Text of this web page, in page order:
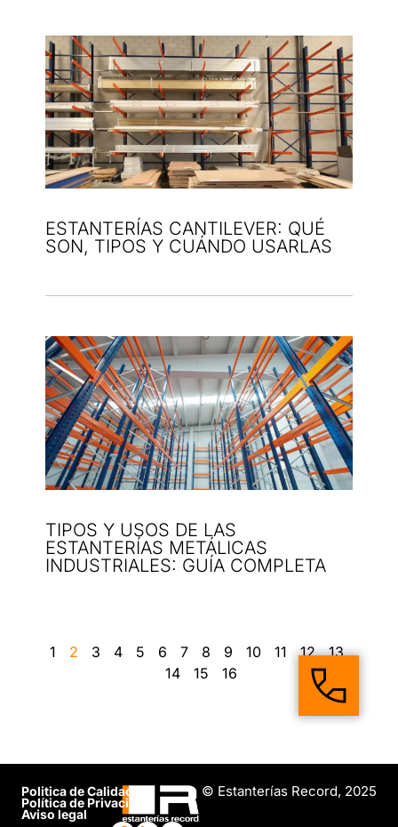
ESTANTERÍAS CANTILEVER: QUÉ
SON, TIPOS Y CUÁNDO USARLAS
TIPOS Y USOS DE LAS
ESTANTERÍAS METÁLICAS
INDUSTRIALES: GUÍA COMPLETA
1 2 3 4 5 6 7 8 9 10 11 12
13
14
15 16
Politica de Calidad
Política de Privacidad
Aviso legal
© Estanterías Record, 2025